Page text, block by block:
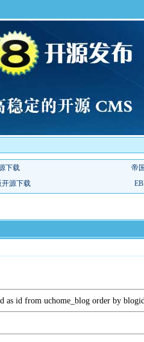
as id from uchome_blog order by